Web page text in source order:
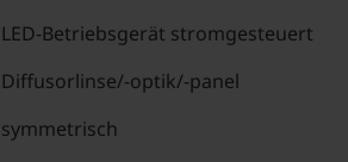
LED-Betriebsgerät stromgesteuert
Diffusorlinse/-optik/-panel
symmetrisch